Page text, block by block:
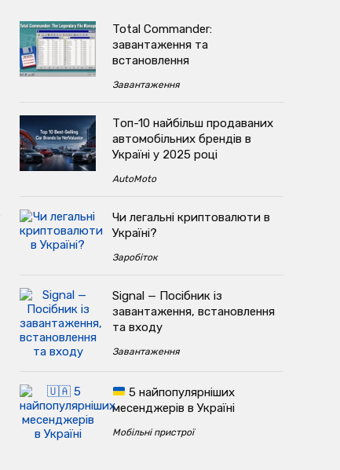
Total Commander:
завантаження та
встановлення
Завантаження
Топ-10 найбільш продаваних
автомобільних брендів в
Україні у 2025 році
AutoMoto
Чи легальні криптовалюти в
Україні?
Заробіток
Signal — Посібник із
завантаження, встановлення
та входу
Завантаження
5 найпопулярніших
месенджерів в Україні
Мобільні пристрої